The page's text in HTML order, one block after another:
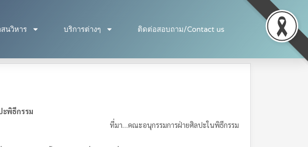
สนวิหาร บริการต่างๆ ติดต่อสอบถาม/Contact us
ะพิธีกรรม
ที่มา…คณะอนุกรรมการฝ่ายศิลปะในพิธีกรรม